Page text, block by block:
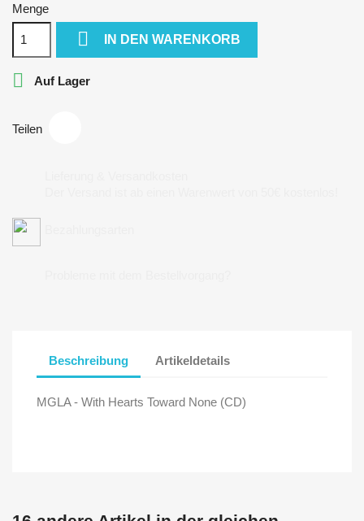
Menge
 IN DEN WARENKORB
 Auf Lager
Teilen
Beschreibung Artikeldetails
MGLA - With Hearts Toward None (CD)